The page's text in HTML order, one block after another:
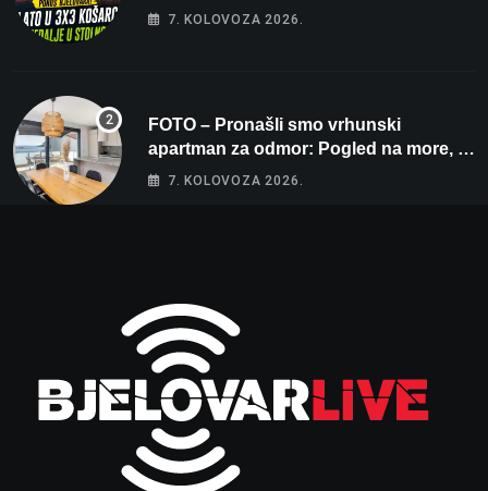
Hrvatske u stolnom tenisu!
7. KOLOVOZA 2026.
FOTO – Pronašli smo vrhunski
apartman za odmor: Pogled na more, tri
spavaće sobe i terasa koja osvaja
7. KOLOVOZA 2026.